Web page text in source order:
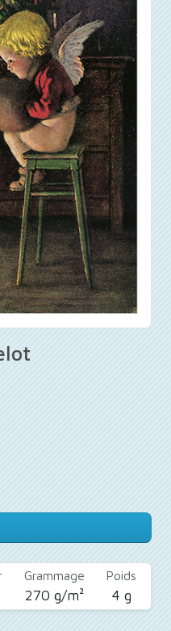
Grammage
270 g/m²
Poids
4 g